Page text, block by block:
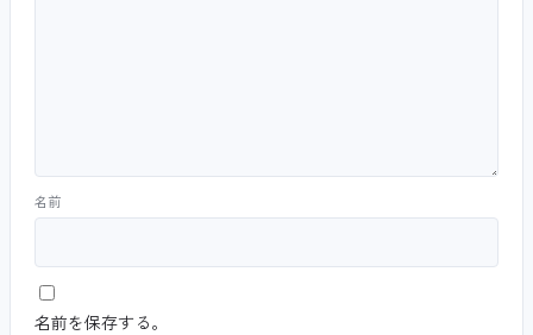
名前
名前を保存する。